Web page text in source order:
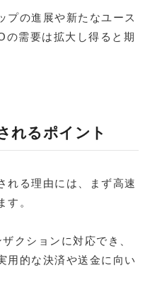
プの進展や新たなユース
の需要は拡大し得ると期
れるポイント
れる理由には、まず高速
す。
クションに対応でき、
用的な決済や送金に向い